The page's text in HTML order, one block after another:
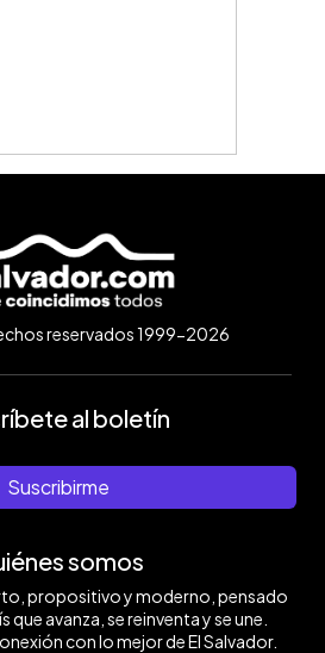
reservados 1999-2026
al boletín
Suscribirme
somos
propositivo y moderno, pensado
que avanza, se reinventa y se une.
con lo mejor de El Salvador.